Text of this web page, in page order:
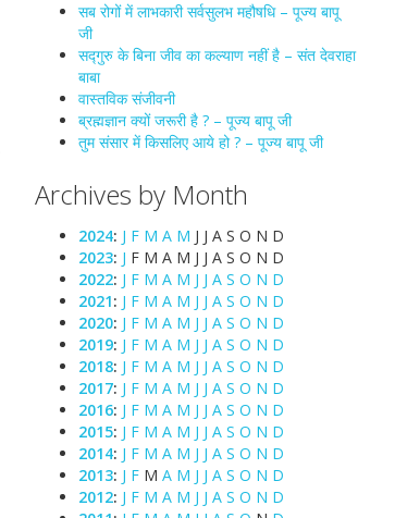
सब रोगों में लाभकारी सर्वसुलभ महौषधि – पूज्य बापू
जी
सद्गुरु के बिना जीव का कल्याण नहीं है – संत देवराहा
बाबा
वास्तविक संजीवनी
ब्रह्मज्ञान क्यों जरूरी है ? – पूज्य बापू जी
तुम संसार में किसलिए आये हो ? – पूज्य बापू जी
Archives by Month
2024: J F M A M J J A S O N D
2023: J F M A M J J A S O N D
2022: J F M A M J J A S O N D
2021: J F M A M J J A S O N D
2020: J F M A M J J A S O N D
2019: J F M A M J J A S O N D
2018: J F M A M J J A S O N D
2017: J F M A M J J A S O N D
2016: J F M A M J J A S O N D
2015: J F M A M J J A S O N D
2014: J F M A M J J A S O N D
2013: J F M A M J J A S O N D
2012: J F M A M J J A S O N D